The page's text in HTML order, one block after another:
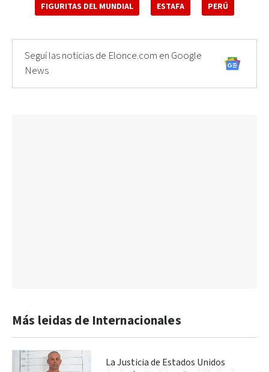
FIGURITAS DEL MUNDIAL ESTAFA PERÚ
Seguí las noticias de Elonce.com en Google
News
Más leidas de Internacionales
La Justicia de Estados Unidos